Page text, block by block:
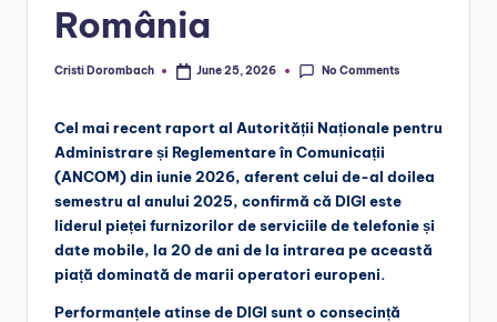
România
Posted
Cristi Dorombach June 25, 2026 No Comments
Cel mai recent raport al Autorității Naționale pentru
Administrare și Reglementare în Comunicații
(ANCOM) din iunie 2026, aferent celui de-al doilea
semestru al anului 2025, confirmă că DIGI este
liderul pieței furnizorilor de serviciile de telefonie și
date mobile, la 20 de ani de la intrarea pe această
piață dominată de marii operatori europeni.
Performanțele atinse de DIGI sunt o consecință